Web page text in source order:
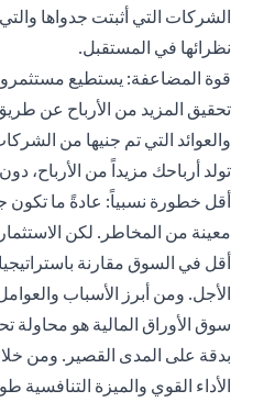
الشركات التي أثبتت جدواها
نظرائها في المستقبل.
قوة المضاعفة: يستطيع مستثمرو
تحقيق المزيد من الأرباح عن
والعوائد التي تم جنيها من
تولد أرباحك مزيداً من الأرباح،
أقل خطورة نسبياً: عادةً ما تكون
معينة من المخاطر. لكن
أقل في السوق مقارنة
الأجل. ومن أبرز الأسباب
سوق الأوراق المالية هو محاولة
بدقة على المدى القصير. ومن
الأداء القوي والميزة